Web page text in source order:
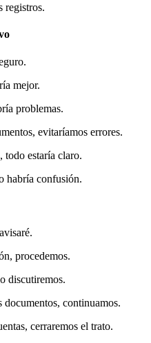
registros.
mejor.
problemas.
evitaríamos errores.
todo estaría claro.
habría confusión.
procedemos.
discutiremos.
documentos, continuamos.
cerraremos el trato.